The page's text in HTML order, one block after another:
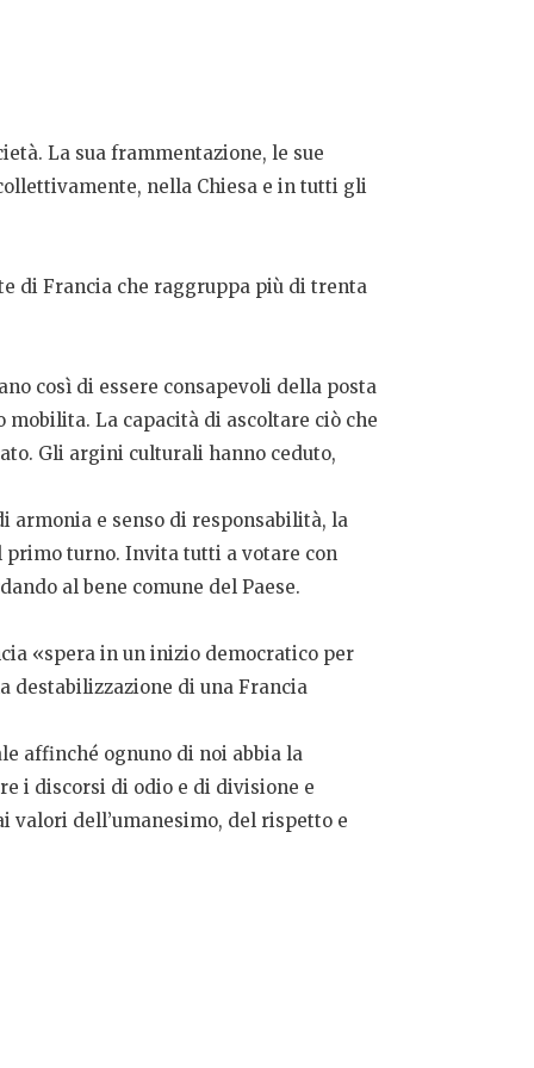
La sua frammentazione, le sue
nella Chiesa e in tutti gli
di Francia che raggruppa più di trenta
così di essere consapevoli della posta
La capacità di ascoltare ciò che
Gli argini culturali hanno ceduto,
armonia e senso di responsabilità, la
turno. Invita tutti a votare con
al bene comune del Paese.
«spera in un inizio democratico per
destabilizzazione di una Francia
affinché ognuno di noi abbia la
i discorsi di odio e di divisione e
valori dell’umanesimo, del rispetto e